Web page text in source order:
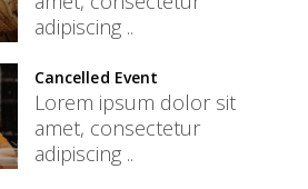
adipiscing ..
Cancelled Event
Lorem ipsum dolor sit
amet, consectetur
adipiscing ..